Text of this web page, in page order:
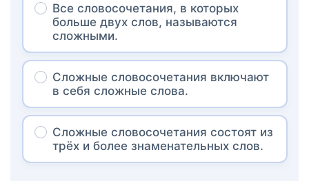
Все словосочетания, в которых
больше двух слов, называются
сложными.
Сложные словосочетания включают
в себя сложные слова.
Сложные словосочетания состоят из
трёх и более знаменательных слов.